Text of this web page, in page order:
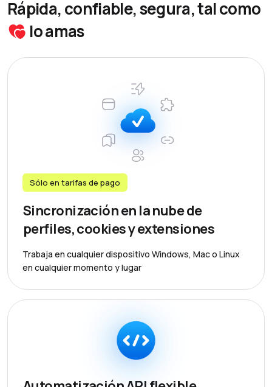
Rápida, confiable, segura, tal como
lo amas
Sólo en tarifas de pago
Sincronización en la nube de
perfiles, cookies y extensiones
Trabaja en cualquier dispositivo Windows, Mac o Linux
en cualquier momento y lugar